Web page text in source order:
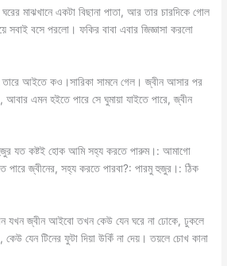
মাঝখানে একটা বিছানা পাতা, আর তার চারদিকে গোল
সবাই বসে পরলো। ফকির বাবা এবার জিজ্ঞাসা করলো
তারে আইতে কও।সারিকা সামনে গেল। জ্বীন আসার পর
এমন হইতে পারে সে ঘুমায়া যাইতে পারে, জ্বীন
যত কষ্টই হোক আমি সহ্য করতে পারুম।: আমাগো
পারে জ্বীনের, সহ্য করতে পারবা?: পারমু হুজুর।: ঠিক
যখন জ্বীন আইবো তখন কেউ যেন ঘরে না ঢোকে, ঢুকলে
কেউ যেন টিনের ফুটা দিয়া উকিঁ না দেয়। তয়লে চোখ কানা